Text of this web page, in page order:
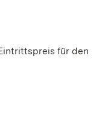
für den